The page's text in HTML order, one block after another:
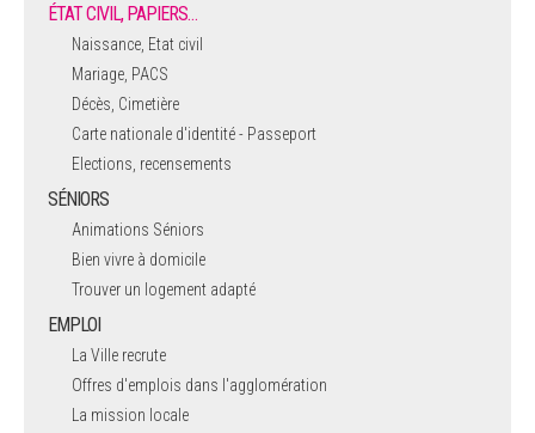
ÉTAT CIVIL, PAPIERS…
Naissance, Etat civil
Mariage, PACS
Décès, Cimetière
Carte nationale d'identité - Passeport
Elections, recensements
SÉNIORS
Animations Séniors
Bien vivre à domicile
Trouver un logement adapté
EMPLOI
La Ville recrute
Offres d'emplois dans l'agglomération
La mission locale